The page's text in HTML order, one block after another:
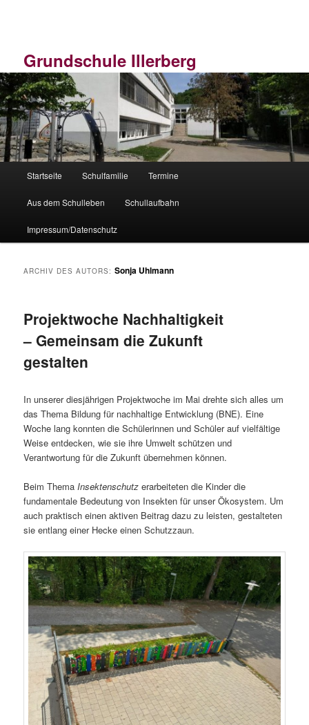
Grundschule Illerberg
Startseite Schulfamilie Termine
Aus dem Schulleben Schullaufbahn
Impressum/Datenschutz
ARCHIV DES AUTORS:Sonja Uhlmann
Projektwoche Nachhaltigkeit
– Gemeinsam die Zukunft
gestalten
In unserer diesjährigen Projektwoche im Mai drehte sich alles um
das Thema Bildung für nachhaltige Entwicklung (BNE). Eine
Woche lang konnten die Schülerinnen und Schüler auf vielfältige
Weise entdecken, wie sie ihre Umwelt schützen und
Verantwortung für die Zukunft übernehmen können.
Beim Thema Insektenschutzerarbeiteten die Kinder die
fundamentale Bedeutung von Insekten für unser Ökosystem. Um
auch praktisch einen aktiven Beitrag dazu zu leisten, gestalteten
sie entlang einer Hecke einen Schutzzaun.